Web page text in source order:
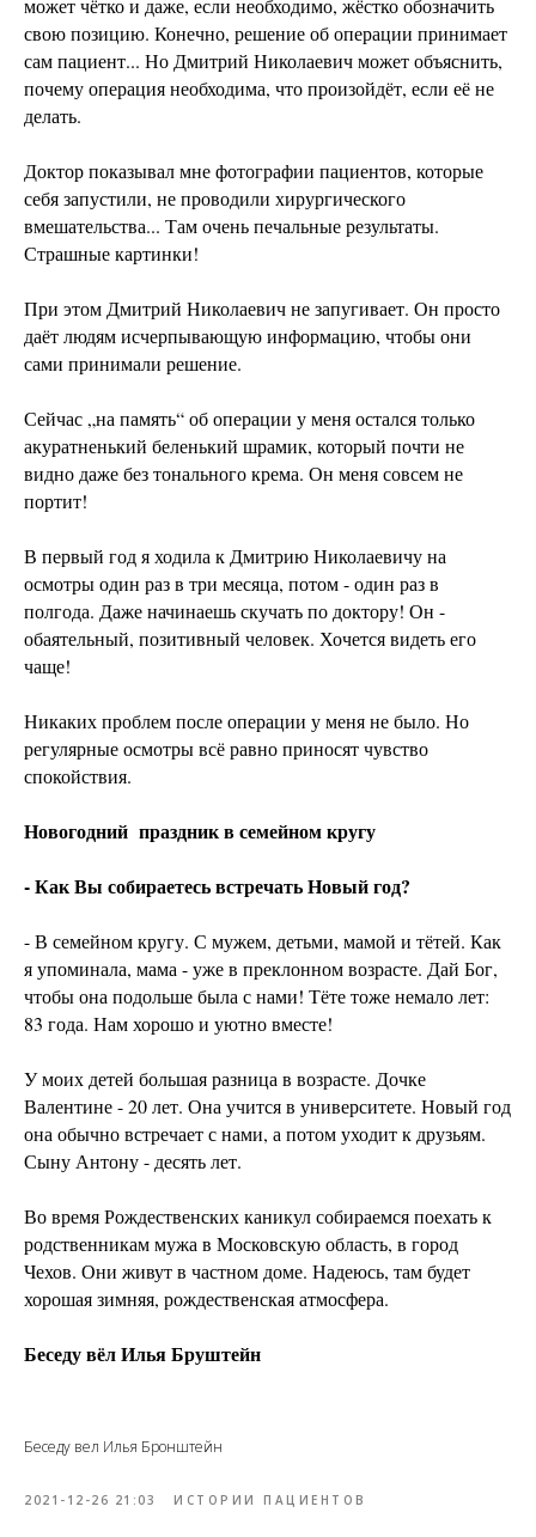
может чётко и даже, если необходимо, жёстко обозначить
свою позицию. Конечно, решение об операции принимает
сам пациент... Но Дмитрий Николаевич может объяснить,
почему операция необходима, что произойдёт, если её не
делать.
Доктор показывал мне фотографии пациентов, которые
себя запустили, не проводили хирургического
вмешательства... Там очень печальные результаты.
Страшные картинки!
При этом Дмитрий Николаевич не запугивает. Он просто
даёт людям исчерпывающую информацию, чтобы они
сами принимали решение.
Сейчас „на память“ об операции у меня остался только
акуратненький беленький шрамик, который почти не
видно даже без тонального крема. Он меня совсем не
портит!
В первый год я ходила к Дмитрию Николаевичу на
осмотры один раз в три месяца, потом - один раз в
полгода. Даже начинаешь скучать по доктору! Он -
обаятельный, позитивный человек. Хочется видеть его
чаще!
Никаких проблем после операции у меня не было. Но
регулярные осмотры всё равно приносят чувство
спокойствия.
Новогодний праздник в семейном кругу
- Как Вы собираетесь встречать Новый год?
- В семейном кругу. С мужем, детьми, мамой и тётей. Как
я упоминала, мама - уже в преклонном возрасте. Дай Бог,
чтобы она подольше была с нами! Тёте тоже немало лет:
83 года. Нам хорошо и уютно вместе!
У моих детей большая разница в возрасте. Дочке
Валентине - 20 лет. Она учится в университете. Новый год
она обычно встречает с нами, а потом уходит к друзьям.
Сыну Антону - десять лет.
Во время Рождественских каникул собираемся поехать к
родственникам мужа в Московскую область, в город
Чехов. Они живут в частном доме. Надеюсь, там будет
хорошая зимняя, рождественская атмосфера.
Беседу вёл Илья Бруштейн
Беседу вел Илья Бронштейн
2021-12-26 21:03 ИСТОРИИ ПАЦИЕНТОВ